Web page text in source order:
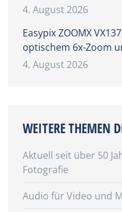
4. August 2026
Easypix ZOOMX
optischem 6x-Zoom
4. August 2026
WEITERE THEMEN
Aktuell seit über 50
Fotografie
Audio für Video und